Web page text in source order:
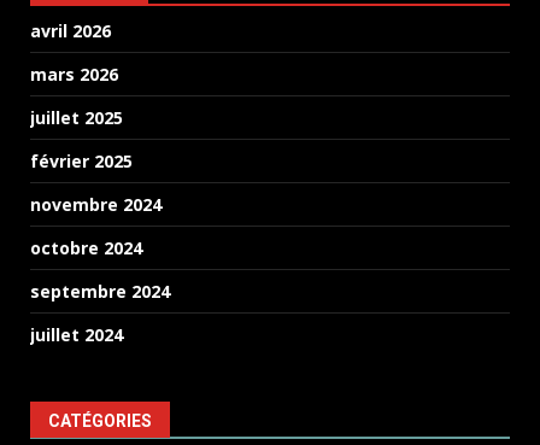
avril 2026
mars 2026
juillet 2025
février 2025
novembre 2024
octobre 2024
septembre 2024
juillet 2024
CATÉGORIES